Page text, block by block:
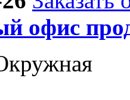
офис